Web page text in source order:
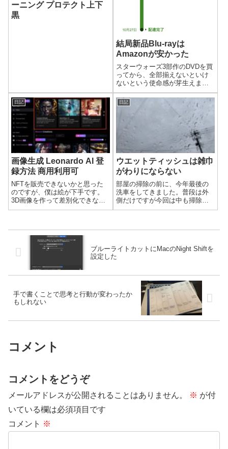
ーニング プロテクト上下
黒
結局新品Blu-rayは
Amazonが安かった
スターウォーズ3部作のDVDを買
ってから、全部揃えないといけ
ないという使命感が芽生えまし
た。最新作ハン・ソロのDVD・
Blu-rayが発売されて10日ほど経
ちましたが、それまでメルカリ
やヤフオクなどで安いものを探
していましたが見つかりませ
ん...
日記
画像生成 Leonardo AI 登
録方法 商用利用可
NFTを販売できないかと思った
のですが、僕は絵が下手です。
3D画像を作って差別化できない
かと、Blenderを少し使ってみま
新しいもの好きの僕は試したく
なります。無料で使える...
日記
ウエットティッシュは雑巾
がわりにならない
部屋の掃除の前に、今年最後の
洗車をしてきました。普段は外
側だけですが今回は中も掃除機
をかけ、ダッシュボードに溜ま
ころで雨が降ってきました。
ブルーライトカットにMacのNight Shiftを
設定した
手で書くことで思考と行動が変わったか
もしれない
コメント
コメントをどうぞ
メールアドレスが公開されることはありません。 ※ が付
いている欄は必須項目です
コメント ※